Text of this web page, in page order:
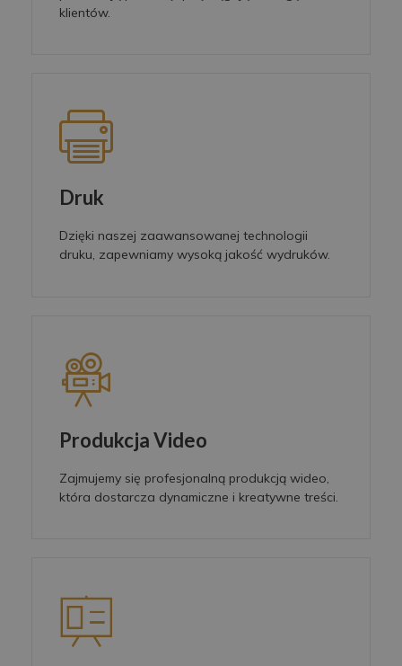
klientów.
Druk
Dzięki naszej zaawansowanej technologii
druku, zapewniamy wysoką jakość wydruków.
Produkcja Video
Zajmujemy się profesjonalną produkcją wideo,
która dostarcza dynamiczne i kreatywne treści.